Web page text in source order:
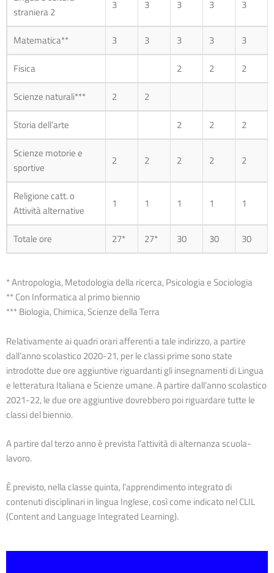
straniera 2
3 3 3 3 3
Matematica** 3 3 3 3
3
Fisica
2 2
2
Scienze naturali***
2
2
Storia dell’arte
2 2
2
Scienze motorie e
sportive
2 2 2 2 2
Religione catt. o
Attività alternative
1 1 1 1 1
Totale ore 27* 27* 30 30 30
* Antropologia, Metodologia della ricerca, Psicologia e Sociologia
** Con Informatica al primo biennio
*** Biologia, Chimica, Scienze della Terra
Relativamente ai quadri orari afferenti a tale indirizzo, a partire
dall’anno scolastico 2020-21, per le classi prime sono state
introdotte due ore aggiuntive riguardanti gli insegnamenti di Lingua
e letteratura Italiana e Scienze umane. A partire dall’anno scolastico
2021-22, le due ore aggiuntive dovrebbero poi riguardare tutte le
classi del biennio.
A partire dal terzo anno è prevista l’attività di alternanza scuola-
lavoro.
È previsto, nella classe quinta, l’apprendimento integrato di
contenuti disciplinari in lingua Inglese, così come indicato nel CLIL
(Content and Language Integrated Learning).